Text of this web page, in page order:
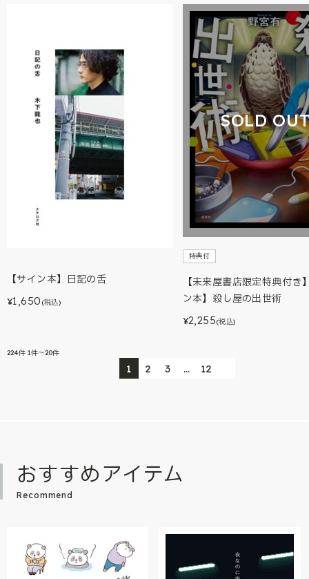
【サイン本】日記の舌
¥1,650 (税込)
SOLD
特典付
【未来屋書店限定特典付き
ン本】殺し屋の出世術
¥2,255(税込)
224件 1件～20件
1 2 3 … 12
おすすめアイテム
Recommend